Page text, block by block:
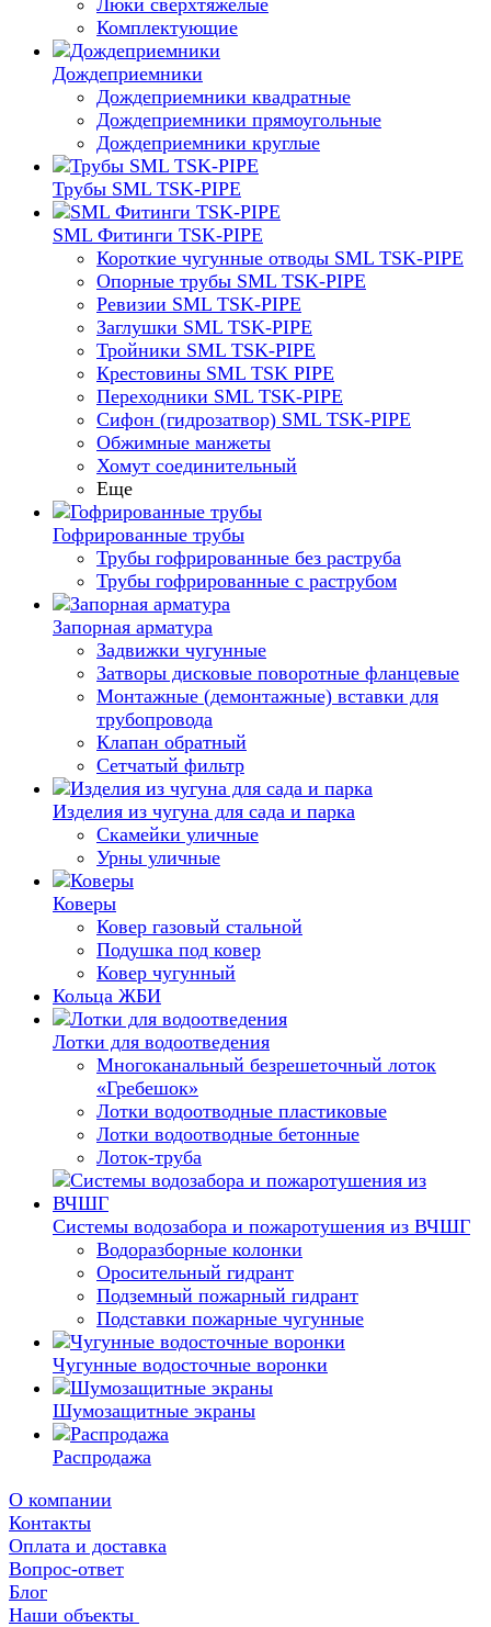
Люки сверхтяжелые
Комплектующие
Дождеприемники
Дождеприемники квадратные
Дождеприемники прямоугольные
Дождеприемники круглые
Трубы SML TSK-PIPE
SML Фитинги TSK-PIPE
Короткие чугунные отводы SML TSK-PIPE
Опорные трубы SML TSK-PIPE
Ревизии SML TSK-PIPE
Заглушки SML TSK-PIPE
Тройники SML TSK-PIPE
Крестовины SML TSK PIPE
Переходники SML TSK-PIPE
Сифон (гидрозатвор) SML TSK-PIPE
Обжимные манжеты
Хомут соединительный
Еще
Гофрированные трубы
Трубы гофрированные без раструба
Трубы гофрированные с раструбом
Запорная арматура
Задвижки чугунные
Затворы дисковые поворотные фланцевые
Монтажные (демонтажные) вставки для
трубопровода
Клапан обратный
Сетчатый фильтр
Изделия из чугуна для сада и парка
Скамейки уличные
Урны уличные
Коверы
Ковер газовый стальной
Подушка под ковер
Ковер чугунный
Кольца ЖБИ
Лотки для водоотведения
Многоканальный безрешеточный лоток
«Гребешок»
Лотки водоотводные пластиковые
Лотки водоотводные бетонные
Лоток-труба
Системы водозабора и пожаротушения из ВЧШГ
Водоразборные колонки
Оросительный гидрант
Подземный пожарный гидрант
Подставки пожарные чугунные
Чугунные водосточные воронки
Шумозащитные экраны
Распродажа
О компании
Контакты
Оплата и доставка
Вопрос-ответ
Блог
Наши объекты